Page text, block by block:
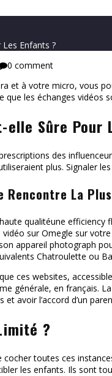
Enfants ?
0 comment
et à votre micro, vous
que les échanges
elle Sûre Pour
des
plus.
Rencontre La
qualitéune
sur Omegle sur
son appareil photograph
Chatroulette ou
ces websites,
générale, en français.
avoir l’accord d’un
?
toutes ces
les enfants. Ils sont